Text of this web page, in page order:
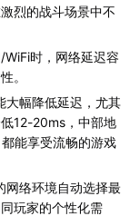
烈的战斗场景中不
时，网络延迟容
。
大幅降低延迟，尤其
12-20ms，中部地
能享受流畅的游戏
网络环境自动选择最
玩家的个性化需